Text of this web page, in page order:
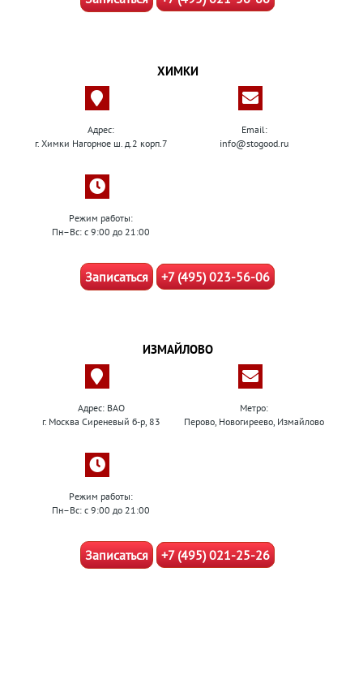
ХИМКИ
Адрес:
г. Химки Нагорное ш. д.2 корп.7
Email:
info@stogood.ru
Режим работы:
Пн–Вс: с 9:00 до 21:00
Записаться +7 (495) 023-56-06
ИЗМАЙЛОВО
Адрес: ВАО
г. Москва Сиреневый б-р, 83
Метро:
Перово, Новогиреево, Измайлово
Режим работы:
Пн–Вс: с 9:00 до 21:00
Записаться +7 (495) 021-25-26